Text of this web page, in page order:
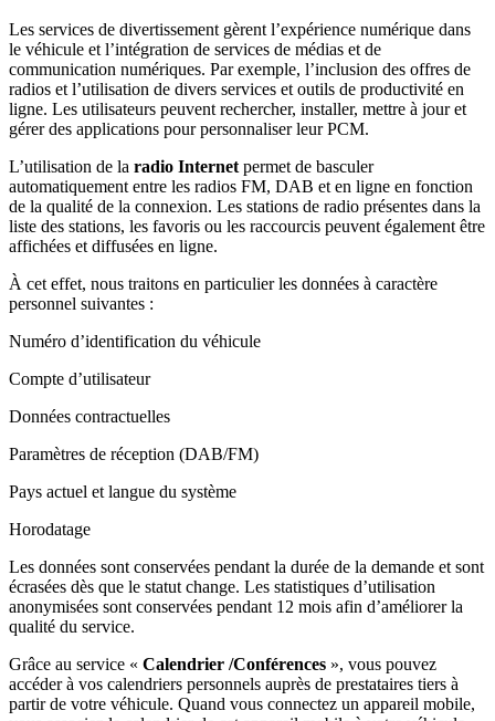
Les services de divertissement gèrent l’expérience numérique dans
le véhicule et l’intégration de services de médias et de
communication numériques. Par exemple, l’inclusion des offres de
radios et l’utilisation de divers services et outils de productivité en
ligne. Les utilisateurs peuvent rechercher, installer, mettre à jour et
gérer des applications pour personnaliser leur PCM.
L’utilisation de la radio Internet permet de basculer
automatiquement entre les radios FM, DAB et en ligne en fonction
de la qualité de la connexion. Les stations de radio présentes dans la
liste des stations, les favoris ou les raccourcis peuvent également être
affichées et diffusées en ligne.
À cet effet, nous traitons en particulier les données à caractère
personnel suivantes :
Numéro d’identification du véhicule
Compte d’utilisateur
Données contractuelles
Paramètres de réception (DAB/FM)
Pays actuel et langue du système
Horodatage
Les données sont conservées pendant la durée de la demande et sont
écrasées dès que le statut change. Les statistiques d’utilisation
anonymisées sont conservées pendant 12 mois afin d’améliorer la
qualité du service.
Grâce au service « Calendrier /Conférences », vous pouvez
accéder à vos calendriers personnels auprès de prestataires tiers à
partir de votre véhicule. Quand vous connectez un appareil mobile,